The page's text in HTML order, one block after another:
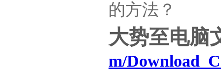
的方法？
大势至电脑
m/